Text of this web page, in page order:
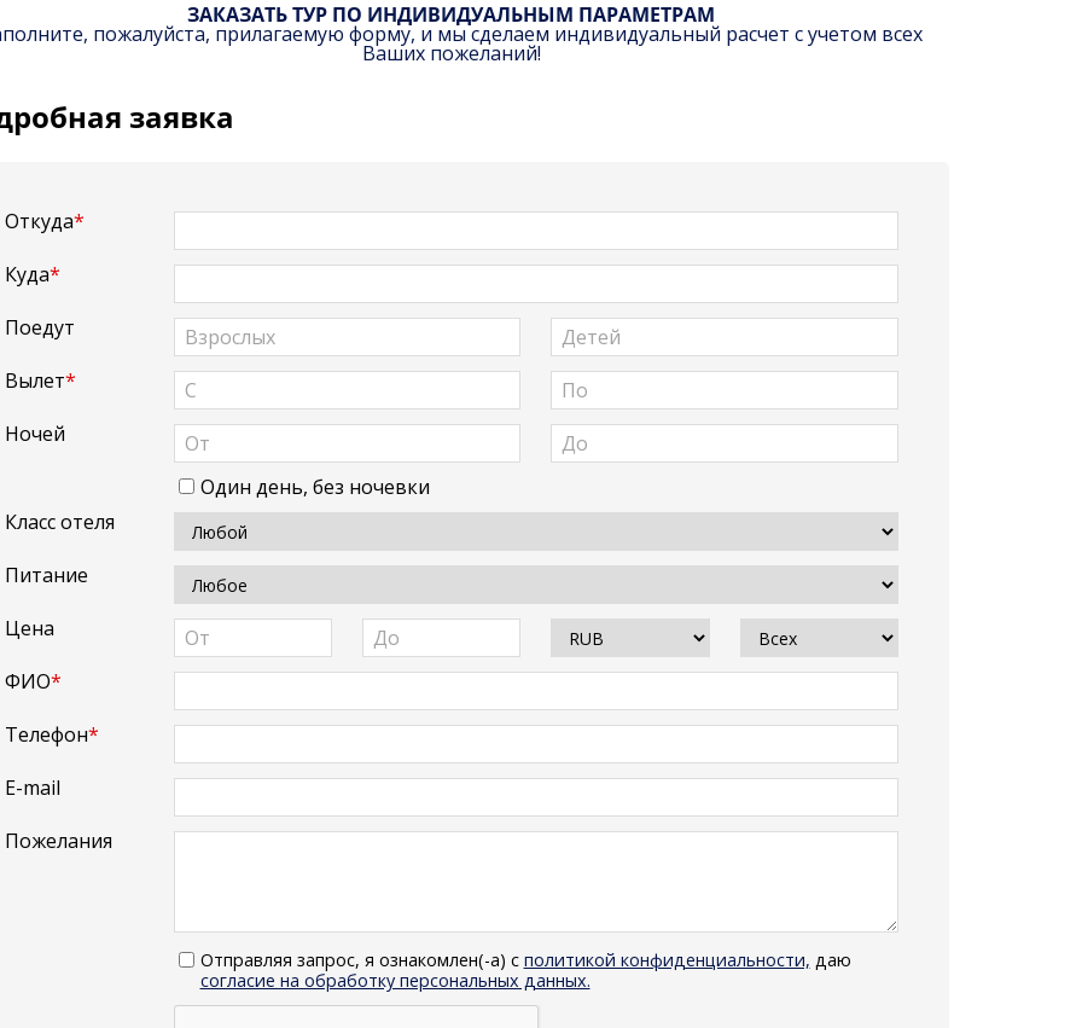
ЗАКАЗАТЬ ТУР ПО ИНДИВИДУАЛЬНЫМ ПАРАМЕТРАМ
пожалуйста, прилагаемую форму, и мы сделаем индивидуальный расчет с учетом всех
Ваших пожеланий!
заявка
Откуда*
Куда*
Поедут
Вылет*
Ночей
Один день, без ночевки
Класс отеля
Питание
Цена
ФИО*
Телефон*
E-mail
Пожелания
Отправляя запрос, я ознакомлен(-а) с политикой конфиденциальности, даю
согласие на обработку персональных данных.